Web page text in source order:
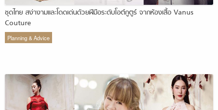
ชุดไทย สง่างามและโดดเด่นด้วยฝีมือระดับโอต์กูตูร์ จากห้องเสื้อ Vanus
Couture
Planning & Advice